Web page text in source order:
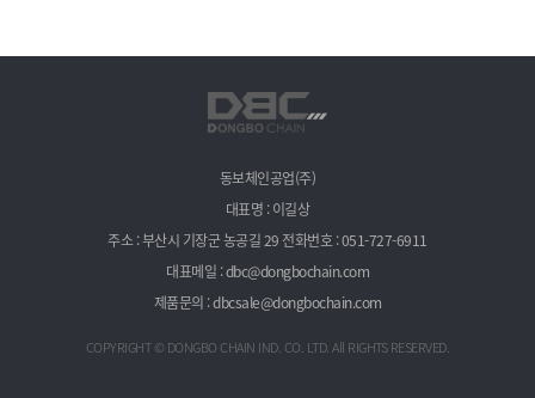
동보체인공업(주)
대표명 : 이길상
주소 : 부산시 기장군 농공길 29 전화번호 : 051-727-6911
대표메일 : dbc@dongbochain.com
제품문의 : dbcsale@dongbochain.com
COPYRIGHT © DONGBO CHAIN IND. CO. LTD. All RIGHTS RESERVED.